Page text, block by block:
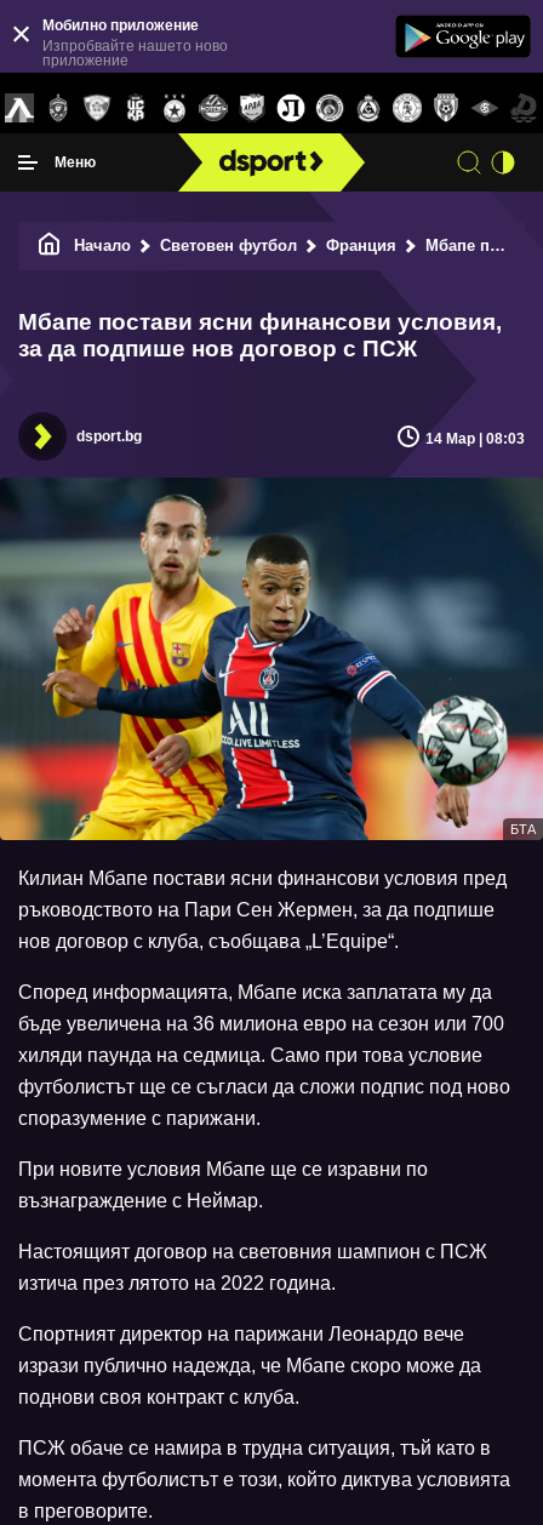
Мобилно приложение
Изпробвайте нашето ново
приложение
Меню
Начало Световен футбол Франция Мбапе постави ясни финансови условия, за да подпише нов договор с ПСЖ
Мбапе постави ясни финансови условия,
за да подпише нов договор с ПСЖ
dsport.bg 14 Мар | 08:03
БТА
Килиан Мбапе постави ясни финансови условия пред
ръководството на Пари Сен Жермен, за да подпише
нов договор с клуба, съобщава „L’Equipe“.
Според информацията, Мбапе иска заплатата му да
бъде увеличена на 36 милиона евро на сезон или 700
хиляди паунда на седмица. Само при това условие
футболистът ще се съгласи да сложи подпис под ново
споразумение с парижани.
При новите условия Мбапе ще се изравни по
възнаграждение с Неймар.
Настоящият договор на световния шампион с ПСЖ
изтича през лятото на 2022 година.
Спортният директор на парижани Леонардо вече
изрази публично надежда, че Мбапе скоро може да
поднови своя контракт с клуба.
ПСЖ обаче се намира в трудна ситуация, тъй като в
момента футболистът е този, който диктува условията
в преговорите.